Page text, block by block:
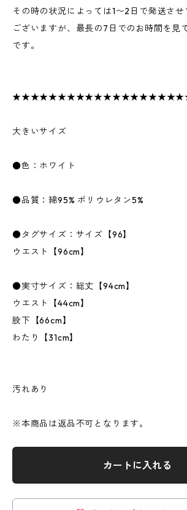
その時の状況によっては1〜2日で発送さ
ございますが、最長の7日でのお時間を見
です。
大きいサイズ
●色：ホワイト
●品質：綿95% ポリウレタン5%
●タグサイズ：サイズ【96】
ウエスト【96cm】
●実寸サイズ：総丈【94cm】
ウエスト【44cm】
股下【66cm】
わたり【31cm】
汚れあり
※本商品は返品不可となります。
カートに入れる